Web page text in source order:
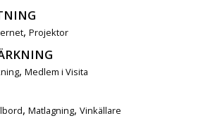
, Projektor
, Medlem i Visita
, Matlagning, Vinkällare